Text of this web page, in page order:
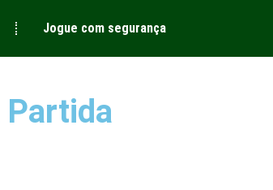
Jogue com segurança
Partida